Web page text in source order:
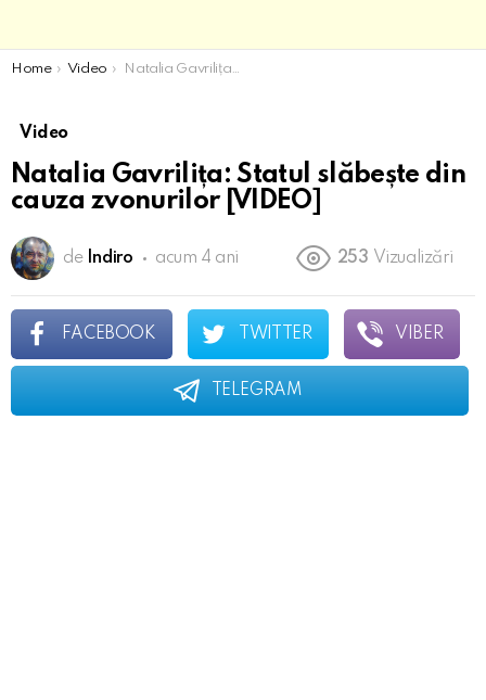
You are here:
Home Video Natalia Gavrilița: Statul slăbește din cauza zvonurilor [VIDEO]
Video
Natalia Gavrilița: Statul slăbește din
cauza zvonurilor [VIDEO]
de Indiro acum 4 ani 253 Vizualizări
FACEBOOK TWITTER VIBER
TELEGRAM